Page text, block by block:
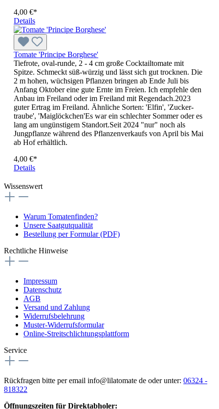
4,00 €*
Details
Tomate 'Principe Borghese'
Tiefrote, oval-runde, 2 - 4 cm gro­ße Cocktailtomate mit
Spitze. Schmeckt süß-würzig und lässt sich gut trocknen. Die
2 m hohen, wüchsigen Pflanzen bringen ab Ende Juli bis
Anfang Oktober eine gute Ernte im Freien. Ich empfehle den
Anbau im Freiland oder im Freiland mit Regendach.2023
guter Ertrag im Freiland. Ähnliche Sorten: 'Elfin', 'Zucker­
traube', 'Maiglöckchen'Es war ein schlechter Sommer oder es
lang am ungünstigem Standort.Seit 2024 "nur" noch als
Jungpflanze während des Pflanzenverkaufs von April bis Mai
ab Hof erhältlich.
4,00 €*
Details
Wissenswert
Warum Tomatenfinden?
Unsere Saatgutqualität
Bestellung per Formular (PDF)
Rechtliche Hinweise
Impressum
Datenschutz
AGB
Versand und Zahlung
Widerrufsbelehrung
Muster-Widerrufsformular
Online-Streitschlichtungsplattform
Service
Rückfragen bitte per email info@lilatomate de oder unter: 06324 -
818322
Öffnungszeiten für Direktabholer: